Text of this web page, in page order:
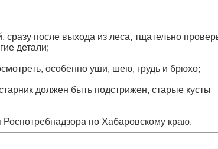
после выхода из леса, тщательно
детали;
особенно уши, шею, грудь и брюхо;
должен быть подстрижен, старые кусты
по Хабаровскому краю.